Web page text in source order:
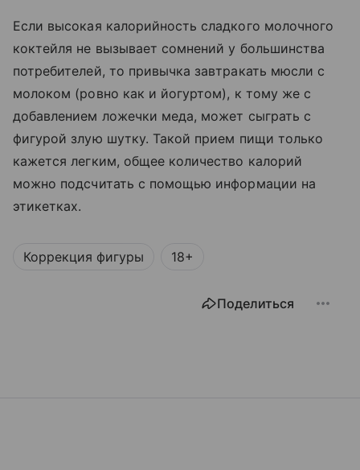
Если высокая калорийность сладкого молочного
коктейля не вызывает сомнений у большинства
потребителей, то привычка завтракать мюсли с
молоком (ровно как и йогуртом), к тому же с
добавлением ложечки меда, может сыграть с
фигурой злую шутку. Такой прием пищи только
кажется легким, общее количество калорий
можно подсчитать с помощью информации на
этикетках.
Коррекция фигуры 18+
Поделиться